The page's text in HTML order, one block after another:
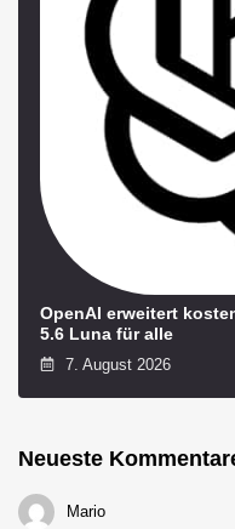
OpenAI erweitert
5.6 Luna für alle
7. August 2026
Neueste
Mario